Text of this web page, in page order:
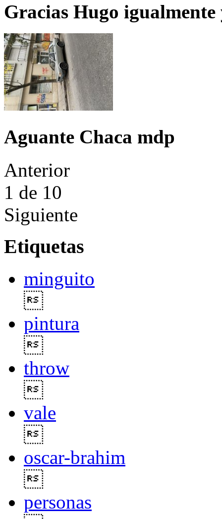
Gracias Hugo igualmente
Aguante Chaca mdp
Anterior
1 de 10
Siguiente
Etiquetas
minguito
pintura
throw
vale
oscar-brahim
personas